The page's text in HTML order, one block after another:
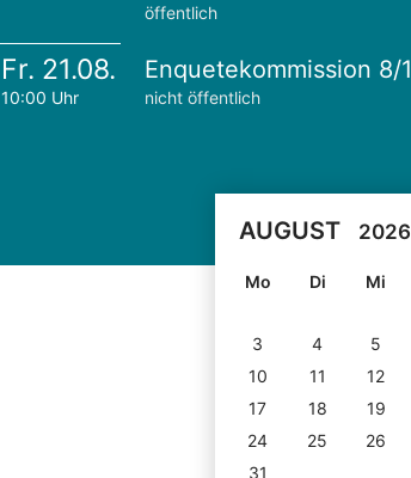
öffentlich
Fr. 21.08.
10:00 Uhr
Enquetekommission 8/1
nicht öffentlich
AUGUST 2026
Mo Di Mi
3
4 5
10
11 12
17
18 19
24
25 26
31